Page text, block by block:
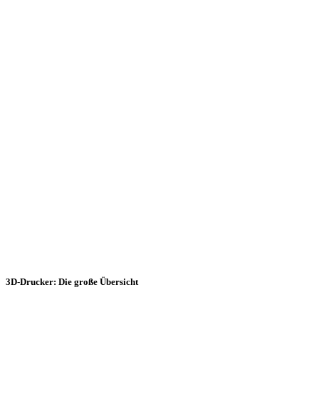
3D-Drucker: Die große Übersicht